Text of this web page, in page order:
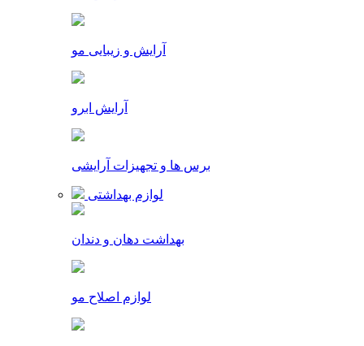
آرایش و زیبایی مو
آرایش ابرو
برس ها و تجهیزات آرایشی
لوازم بهداشتی
بهداشت دهان و دندان
لوازم اصلاح مو